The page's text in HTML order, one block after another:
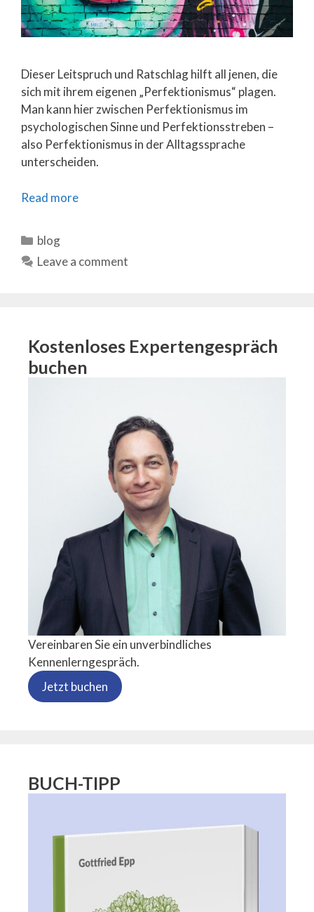
Dieser Leitspruch und Ratschlag hilft all jenen, die
sich mit ihrem eigenen „Perfektionismus“ plagen.
Man kann hier zwischen Perfektionismus im
psychologischen Sinne und Perfektionsstreben –
also Perfektionismus in der Alltagssprache
unterscheiden.
Read more
Categories
blog
Leave a comment
Kostenloses Expertengespräch
buchen
Vereinbaren Sie ein unverbindliches
Kennenlerngespräch.
Jetzt buchen
BUCH-TIPP